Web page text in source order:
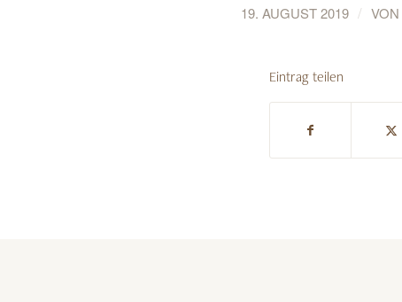
19. AUGUST 2019 / VON
Eintrag teilen